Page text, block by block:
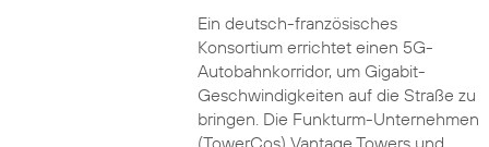
Ein deutsch-französisches
Konsortium errichtet einen 5G-
Autobahnkorridor, um Gigabit-
Geschwindigkeiten auf die Straße zu
bringen. Die Funkturm-Unternehmen
(TowerCos) Vantage Towers und